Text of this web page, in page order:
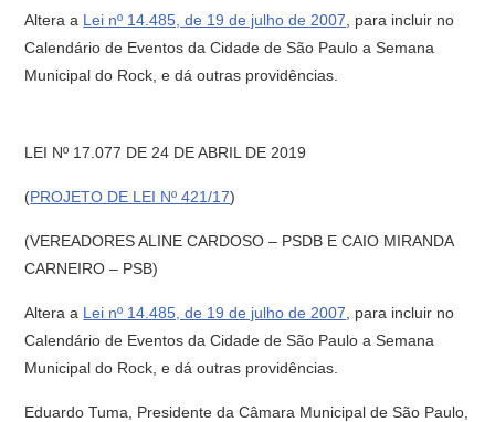
Altera a Lei nº 14.485, de 19 de julho de 2007 , para incluir no
Calendário de Eventos da Cidade de São Paulo a Semana
Municipal do Rock, e dá outras providências.
LEI Nº 17.077 DE 24 DE ABRIL DE 2019
(PROJETO DE LEI Nº 421/17)
(VEREADORES ALINE CARDOSO – PSDB E CAIO MIRANDA
CARNEIRO – PSB)
Altera a Lei nº 14.485, de 19 de julho de 2007 , para incluir no
Calendário de Eventos da Cidade de São Paulo a Semana
Municipal do Rock, e dá outras providências.
Eduardo Tuma, Presidente da Câmara Municipal de São Paulo,